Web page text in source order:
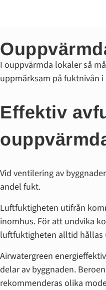
I ouppvärmda lokaler så
uppmärksam på fuktnivån
Effektiv
Vid ventilering av
andel fukt.
Luftfuktigheten utifrån
inomhus. För att undvika
luftfuktigheten alltid hållas
Airwatergreen
delar av byggnaden.
rekommenderas olika